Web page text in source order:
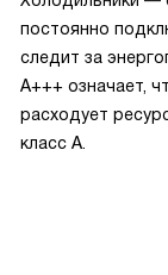
постоянно
следит за
A+++ означает,
расходует
класс A.